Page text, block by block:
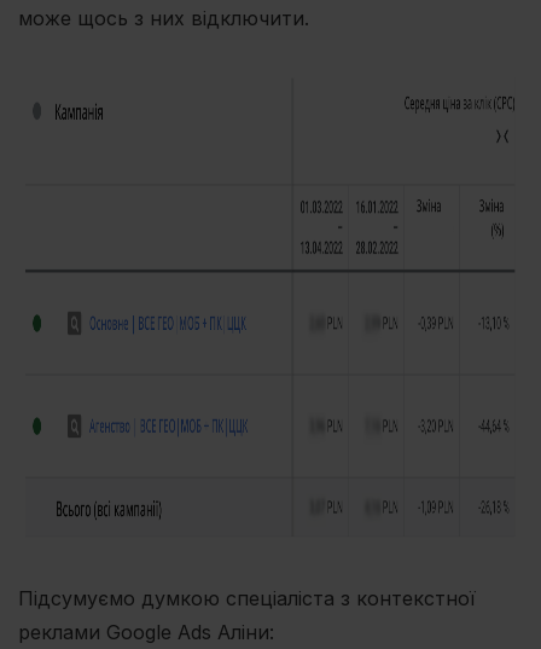
може щось з них відключити.
Підсумуємо думкою спеціаліста з контекстної
реклами Google Ads Аліни: